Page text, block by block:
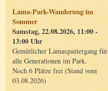
Lama-Park-Wanderung im
Sommer
Samstag, 22.08.2026, 11:00 -
13:00 Uhr
Gemütlicher Lamaspaziergang für
alle Generationen im Park.
Noch 6 Plätze frei (Stand vom
03.08.2026)